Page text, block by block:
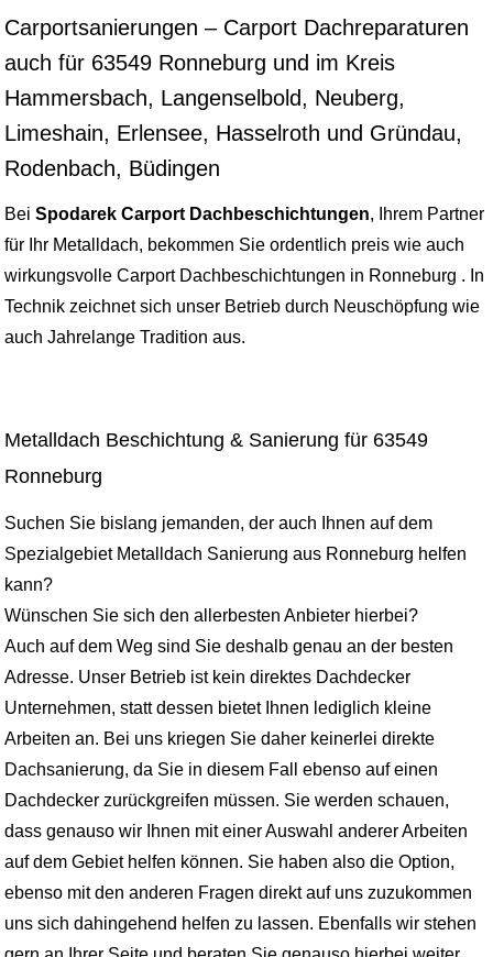
Carportsanierungen – Carport Dachreparaturen
auch für 63549 Ronneburg und im Kreis
Hammersbach, Langenselbold, Neuberg,
Limeshain, Erlensee, Hasselroth und Gründau,
Rodenbach, Büdingen
Bei Spodarek Carport Dachbeschichtungen, Ihrem Partner
für Ihr Metalldach, bekommen Sie ordentlich preis wie auch
wirkungsvolle Carport Dachbeschichtungen in Ronneburg . In
Technik zeichnet sich unser Betrieb durch Neuschöpfung wie
auch Jahrelange Tradition aus.
Metalldach Beschichtung & Sanierung für 63549
Ronneburg
Suchen Sie bislang jemanden, der auch Ihnen auf dem
Spezialgebiet Metalldach Sanierung aus Ronneburg helfen
kann?
Wünschen Sie sich den allerbesten Anbieter hierbei?
Auch auf dem Weg sind Sie deshalb genau an der besten
Adresse. Unser Betrieb ist kein direktes Dachdecker
Unternehmen, statt dessen bietet Ihnen lediglich kleine
Arbeiten an. Bei uns kriegen Sie daher keinerlei direkte
Dachsanierung, da Sie in diesem Fall ebenso auf einen
Dachdecker zurückgreifen müssen. Sie werden schauen,
dass genauso wir Ihnen mit einer Auswahl anderer Arbeiten
auf dem Gebiet helfen können. Sie haben also die Option,
ebenso mit den anderen Fragen direkt auf uns zuzukommen
uns sich dahingehend helfen zu lassen. Ebenfalls wir stehen